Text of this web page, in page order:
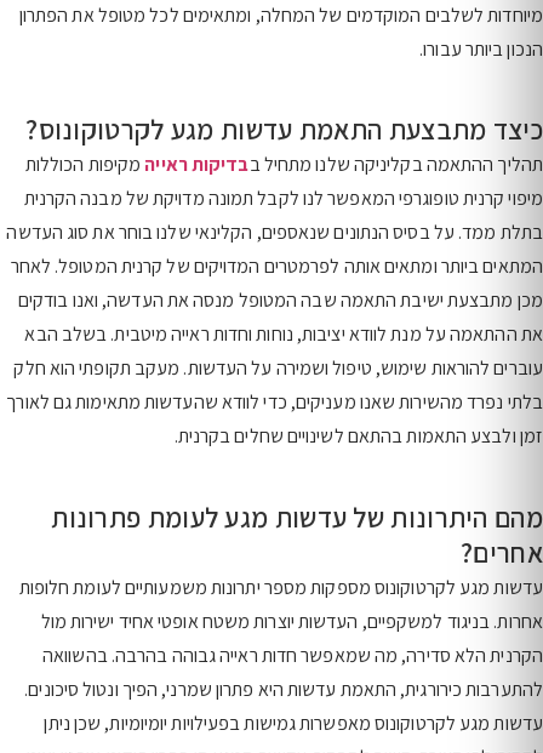
מיוחדות לשלבים המוקדמים של המחלה, ומתאימים לכל מטופל את הפתרון
הנכון ביותר עבורו.
כיצד מתבצעת התאמת עדשות מגע לקרטוקונוס?
תהליך ההתאמה בקליניקה שלנו מתחיל בבדיקות ראייה מקיפות הכוללות
מיפוי קרנית טופוגרפי המאפשר לנו לקבל תמונה מדויקת של מבנה הקרנית
בתלת ממד. על בסיס הנתונים שנאספים, הקלינאי שלנו בוחר את סוג העדשה
המתאים ביותר ומתאים אותה לפרמטרים המדויקים של קרנית המטופל. לאחר
מכן מתבצעת ישיבת התאמה שבה המטופל מנסה את העדשה, ואנו בודקים
את ההתאמה על מנת לוודא יציבות, נוחות וחדות ראייה מיטבית. בשלב הבא
עוברים להוראות שימוש, טיפול ושמירה על העדשות. מעקב תקופתי הוא חלק
בלתי נפרד מהשירות שאנו מעניקים, כדי לוודא שהעדשות מתאימות גם לאורך
זמן ולבצע התאמות בהתאם לשינויים שחלים בקרנית.
מהם היתרונות של עדשות מגע לעומת פתרונות
אחרים?
עדשות מגע לקרטוקונוס מספקות מספר יתרונות משמעותיים לעומת חלופות
אחרות. בניגוד למשקפיים, העדשות יוצרות משטח אופטי אחיד ישירות מול
הקרנית הלא סדירה, מה שמאפשר חדות ראייה גבוהה בהרבה. בהשוואה
להתערבות כירורגית, התאמת עדשות היא פתרון שמרני, הפיך ונטול סיכונים.
עדשות מגע לקרטוקונוס מאפשרות גמישות בפעילויות יומיומיות, שכן ניתן